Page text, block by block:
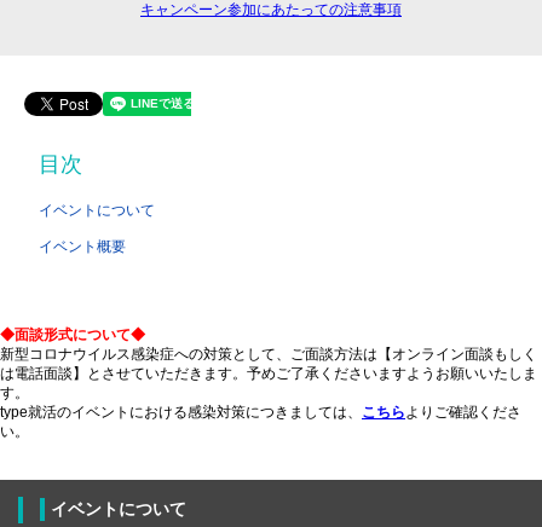
キャンペーン参加にあたっての注意事項
目次
イベントについて
イベント概要
◆面談形式について◆
新型コロナウイルス感染症への対策として、ご面談方法は【オンライン面談もしく
は電話面談】とさせていただきます。予めご了承くださいますようお願いいたしま
す。
type就活のイベントにおける感染対策につきましては、 こちらよりご確認くださ
い。
イベントについて